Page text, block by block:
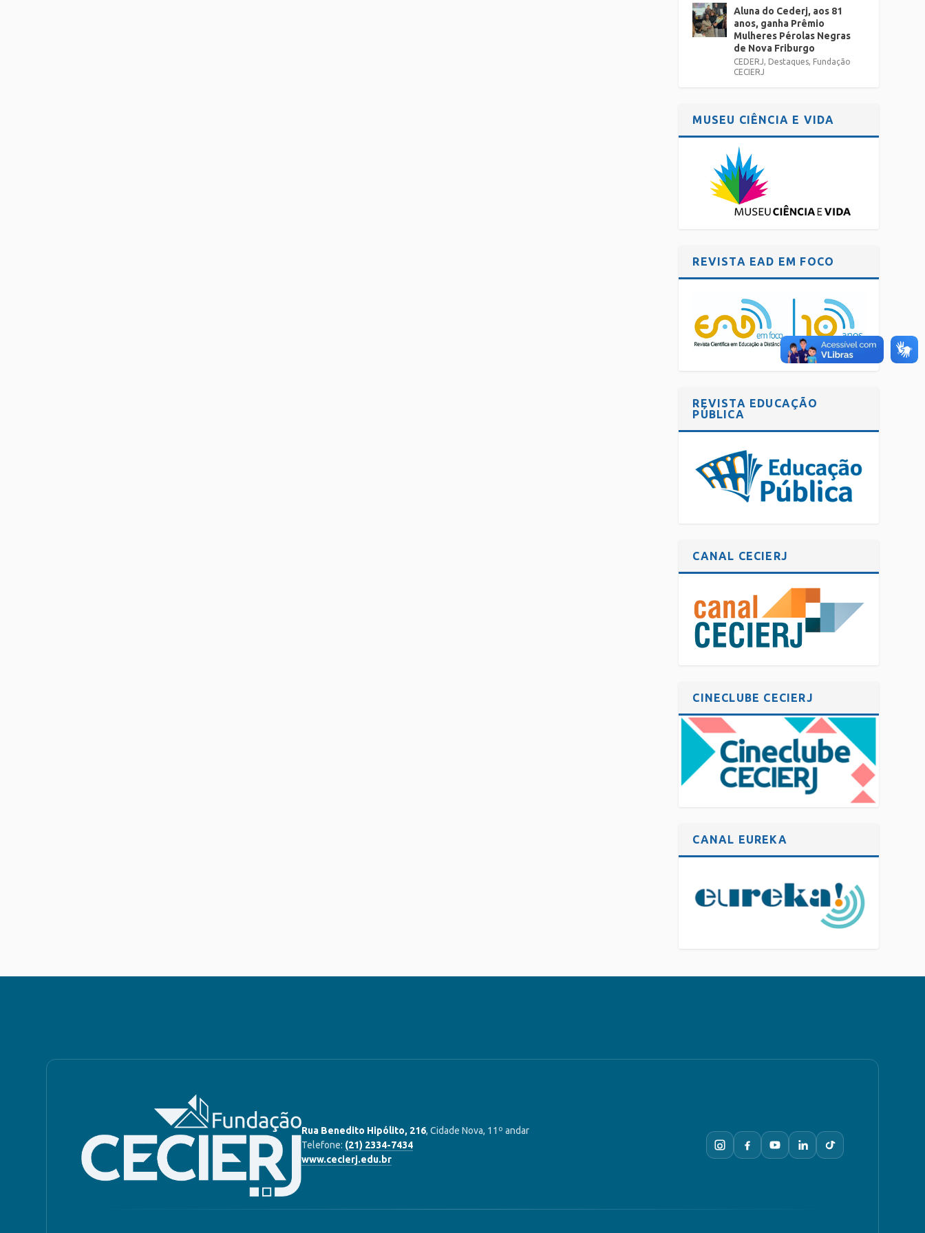
Aluna do Cederj, aos 81
anos, ganha Prêmio
Mulheres Pérolas Negras
de Nova Friburgo
CEDERJ, Destaques, Fundação
CECIERJ
MUSEU CIÊNCIA E VIDA
REVISTA EAD EM FOCO
REVISTA EDUCAÇÃO
PÚBLICA
CANAL CECIERJ
CINECLUBE CECIERJ
CANAL EUREKA
Rua Benedito Hipólito, 216, Cidade Nova, 11º andar
Telefone: (21) 2334-7434
www.cecierj.edu.br